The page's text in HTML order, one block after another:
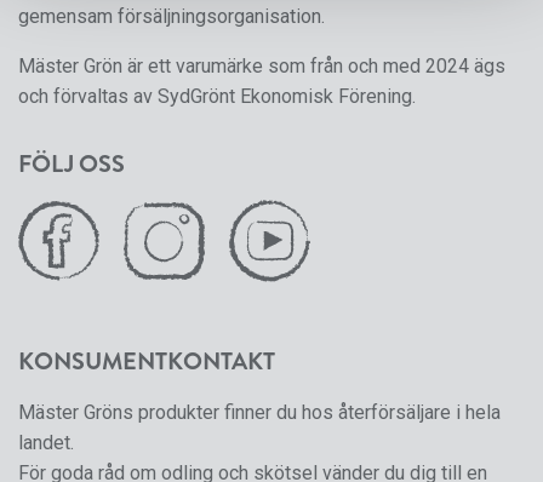
gemensam försäljningsorganisation.
Mäster Grön är ett varumärke som från och med 2024 ägs
och förvaltas av SydGrönt Ekonomisk Förening.
FÖLJ OSS
KONSUMENTKONTAKT
Mäster Gröns produkter finner du hos återförsäljare i hela
landet.
För goda råd om odling och skötsel vänder du dig till en